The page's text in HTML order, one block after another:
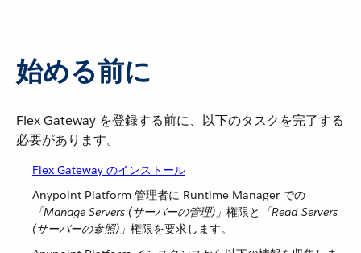
始める前に
Flex Gateway を登録する前に、以下のタスクを完了する
必要があります。
Flex Gateway のインストール
Anypoint Platform 管理者に Runtime Manager での​
「Manage Servers (サーバーの管理)」 ​権限と​
「Read Servers
(サーバーの参照)」 ​権限を要求します。